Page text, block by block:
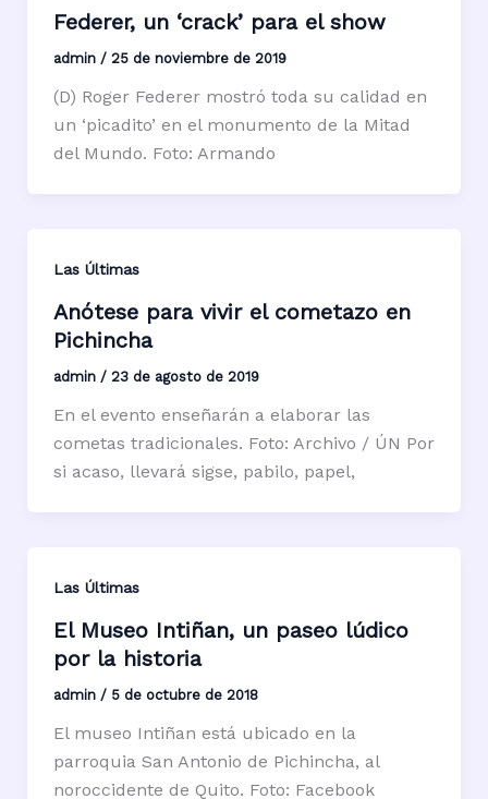
Federer, un ‘crack’ para el show
admin / 25 de noviembre de 2019
(D) Roger Federer mostró toda su calidad en
un ‘picadito’ en el monumento de la Mitad
del Mundo. Foto: Armando
Las Últimas
Anótese para vivir el cometazo en
Pichincha
admin / 23 de agosto de 2019
En el evento enseñarán a elaborar las
cometas tradicionales. Foto: Archivo / ÚN Por
si acaso, llevará sigse, pabilo, papel,
Las Últimas
El Museo Intiñan, un paseo lúdico
por la historia
admin / 5 de octubre de 2018
El museo Intiñan está ubicado en la
parroquia San Antonio de Pichincha, al
noroccidente de Quito. Foto: Facebook